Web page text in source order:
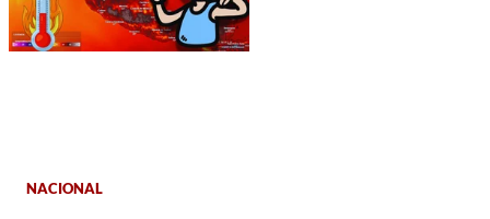
NACIONAL